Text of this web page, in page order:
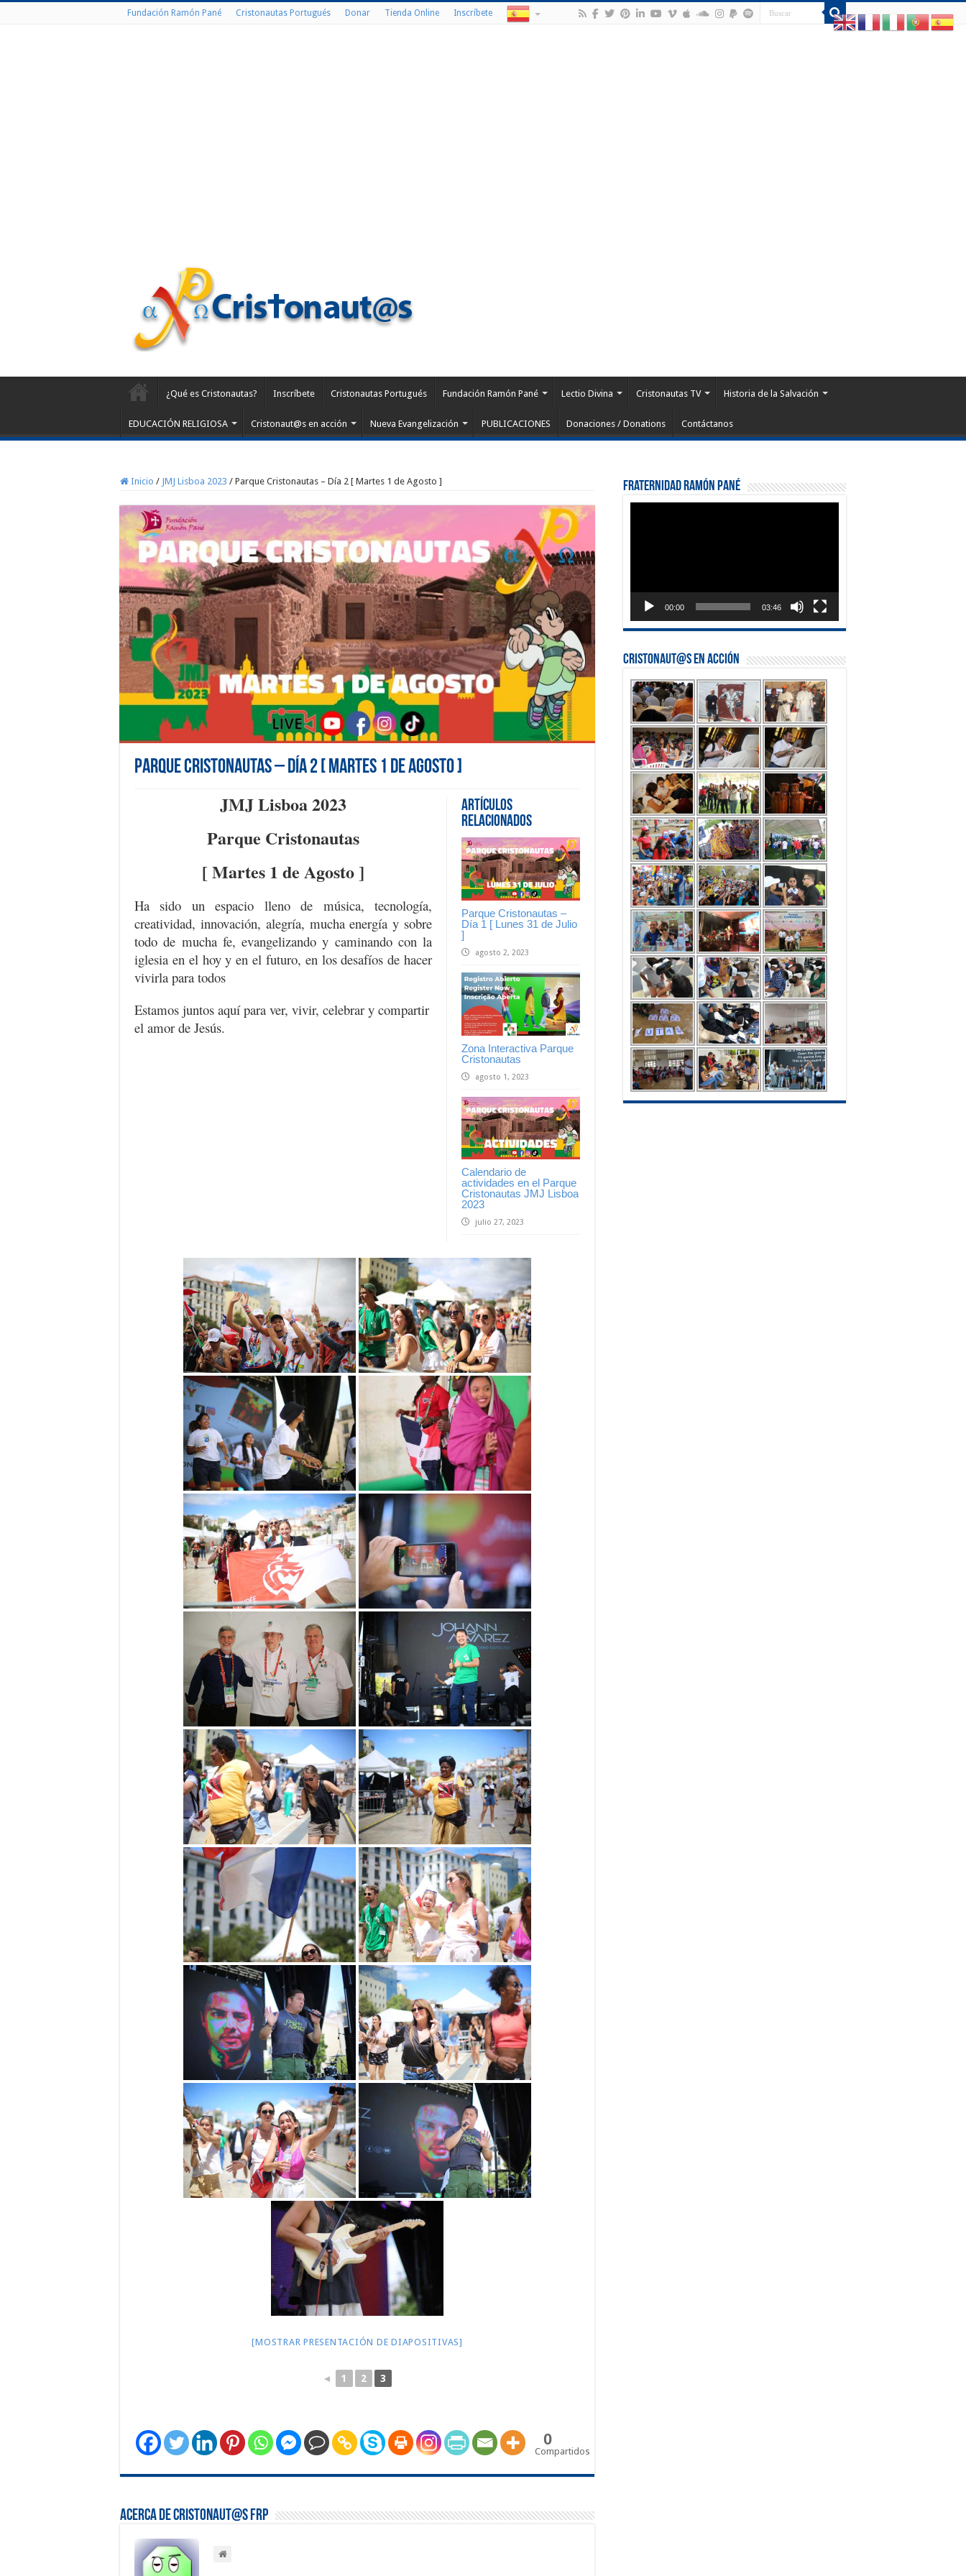
Fundación Ramón Pané Cristonautas Portugués Donar Tienda Online Inscríbete
¿Qué es Cristonautas? Inscríbete Cristonautas Portugués Fundación Ramón Pané Lectio Divina Cristonautas TV Historia de la Salvación
EDUCACIÓN RELIGIOSA Cristonaut@s en acción Nueva Evangelización PUBLICACIONES Donaciones / Donations Contáctanos
Inicio / JMJ Lisboa 2023 / Parque Cristonautas – Día 2 [ Martes 1 de Agosto ]
Parque Cristonautas – Día 2 [ Martes 1 de Agosto ]
Artículos
Relacionados
Parque Cristonautas –
Día 1 [ Lunes 31 de Julio
]
agosto 2, 2023
Zona Interactiva Parque
Cristonautas
agosto 1, 2023
Calendario de
actividades en el Parque
Cristonautas JMJ Lisboa
2023
julio 27, 2023
JMJ Lisboa 2023
Parque Cristonautas
[ Martes 1 de Agosto ]
Ha sido un espacio lleno de música, tecnología,
creatividad, innovación, alegría, mucha energía y sobre
todo de mucha fe, evangelizando y caminando con la
iglesia en el hoy y en el futuro, en los desafíos de hacer
vivirla para todos
Estamos juntos aquí para ver, vivir, celebrar y compartir
el amor de Jesús.
[MOSTRAR PRESENTACIÓN DE DIAPOSITIVAS]
◄ 1 2 3
0
Compartidos
Acerca de Cristonaut@s FRP
Fraternidad Ramón Pané
00:00 03:46
Cristonaut@s en Acción